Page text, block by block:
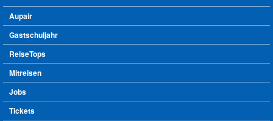
Aupair
Gastschuljahr
ReiseTops
Mitreisen
Jobs
Tickets